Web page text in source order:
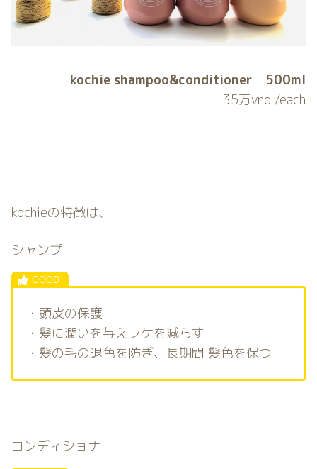
kochie shampoo&conditioner 500ml
35万vnd /each
kochieの特徴は、
シャンプー
・頭皮の保護
・髪に潤いを与えフケを減らす
・髪の毛の退色を防ぎ、長期間 髪色を保つ
コンディショナー